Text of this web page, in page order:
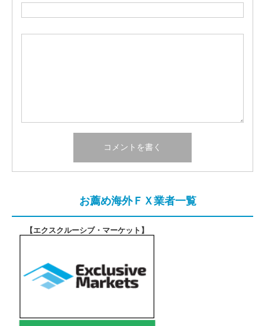
お薦め海外ＦＸ業者一覧
【エクスクルーシブ・マーケット 】